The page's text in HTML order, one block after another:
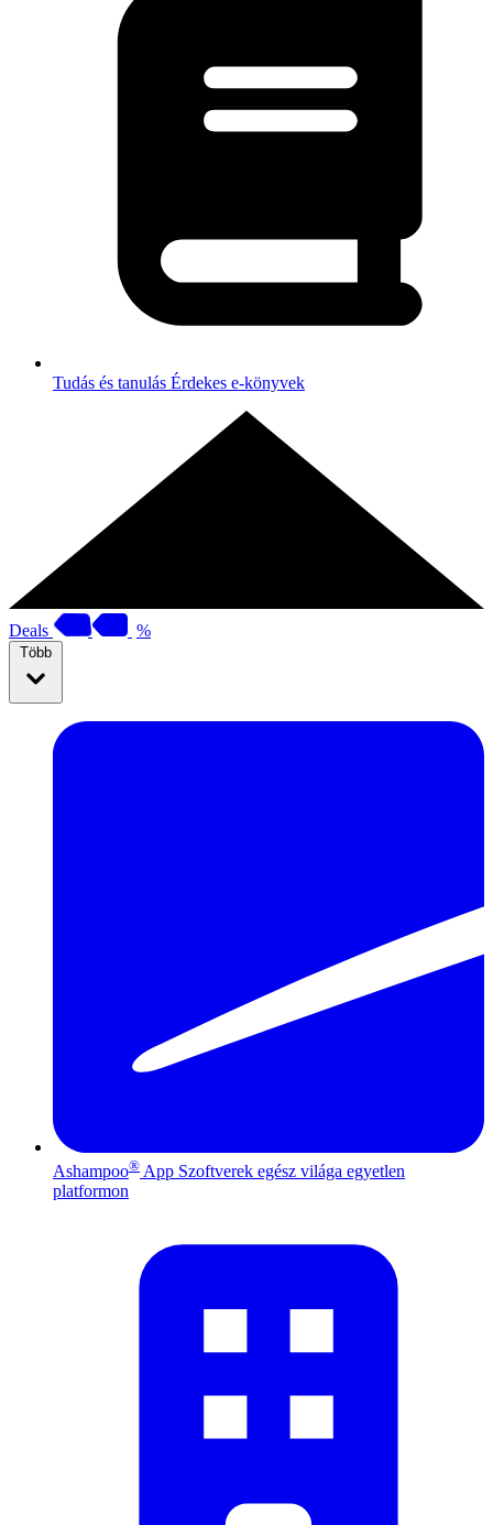
Tudás és tanulás Érdekes e-könyvek
Deals %
Több
Ashampoo® App Szoftverek egész világa egyetlen
platformon